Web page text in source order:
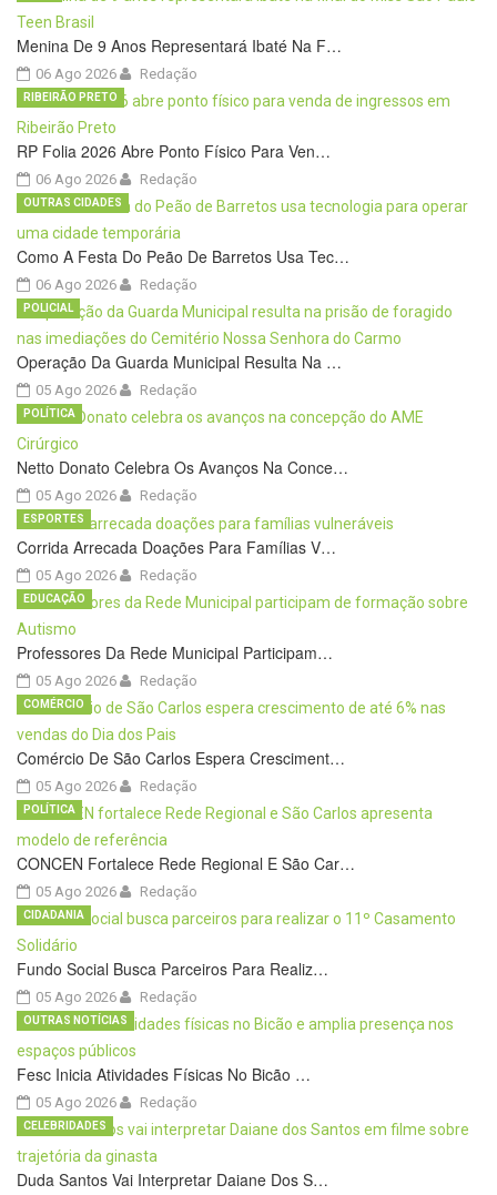
Menina De 9 Anos Representará Ibaté Na F…
06 Ago 2026 Redação
RP Folia 2026 Abre Ponto Físico Para Ven…
06 Ago 2026
RIBEIRÃO PRETO
Redação
Como A Festa Do Peão De Barretos Usa Tec…
06 Ago 2026
OUTRAS CIDADES
Redação
Operação Da Guarda Municipal Resulta Na …
05 Ago 2026
POLICIAL
Redação
Netto Donato Celebra Os Avanços Na Conce…
05 Ago 2026
POLÍTICA
Redação
Corrida Arrecada Doações Para Famílias V…
05 Ago 2026
ESPORTES
Redação
Professores Da Rede Municipal Participam…
05 Ago 2026
EDUCAÇÃO
Redação
Comércio De São Carlos Espera Cresciment…
05 Ago 2026
COMÉRCIO
Redação
CONCEN Fortalece Rede Regional E São Car…
05 Ago 2026
POLÍTICA
Redação
Fundo Social Busca Parceiros Para Realiz…
05 Ago 2026
CIDADANIA
Redação
Fesc Inicia Atividades Físicas No Bicão …
05 Ago 2026
OUTRAS NOTÍCIAS
Redação
Duda Santos Vai Interpretar Daiane Dos S…
CELEBRIDADES